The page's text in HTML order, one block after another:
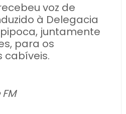
voz de
à Delegacia
juntamente
para os
cabíveis.